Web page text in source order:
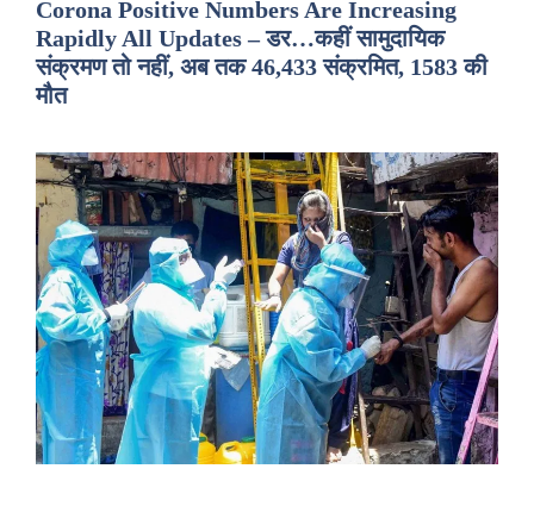
Corona Positive Numbers Are Increasing
Rapidly All Updates – डर…कहीं सामुदायिक
संक्रमण तो नहीं, अब तक 46,433 संक्रमित, 1583 की
मौत